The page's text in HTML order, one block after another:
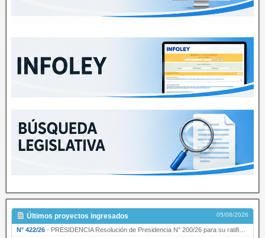
Últimos proyectos ingresados 05/08/2026
N° 422/26 · PRESIDENCIA Resolución de Presidencia N° 200/26 para su ratificación.